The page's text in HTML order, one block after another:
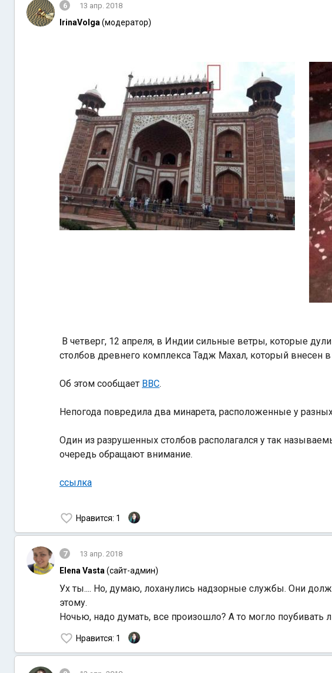
6 13 апр. 2018
IrinaVolga (модератор)
В четверг, 12 апреля, в Индии сильные ветры, которые
столбов древнего комплекса Тадж Махал, который
Об этом сообщает ВВС.
Непогода повредила два минарета, расположенные у
Один из разрушенных столбов располагался у так
очередь обращают внимание.
ссылка
Нравится: 1
7 13 апр. 2018
Elena Vasta (сайт-админ)
Ух ты.... Но, думаю, лоханулись надзорные службы. Они
этому.
Ночью, надо думать, все произошло? А то могло поубивать
Нравится: 1